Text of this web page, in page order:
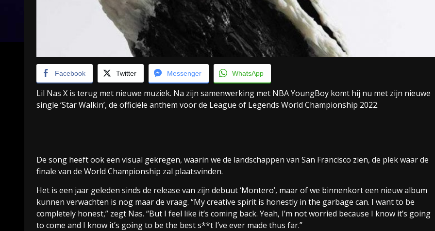
Facebook Twitter Messenger WhatsApp
Lil Nas X is terug met nieuwe muziek. Na zijn samenwerking met NBA YoungBoy komt hij nu met zijn nieuwe
single ‘Star Walkin’, de officiële anthem voor de League of Legends World Championship 2022.
De song heeft ook een visual gekregen, waarin we de landschappen van San Francisco zien, de plek waar de
finale van de World Championship zal plaatsvinden.
Het is een jaar geleden sinds de release van zijn debuut ‘Montero’, maar of we binnenkort een nieuw album
kunnen verwachten is nog maar de vraag. “My creative spirit is honestly in the garbage can. I want to be
completely honest,” zegt Nas. “But I feel like it’s coming back. Yeah, I’m not worried because I know it’s going
to come and I know it’s going to be the best s**t I’ve ever made thus far.”